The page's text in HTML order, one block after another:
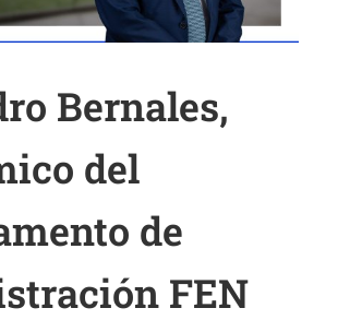
Bernales,
del
de
FEN